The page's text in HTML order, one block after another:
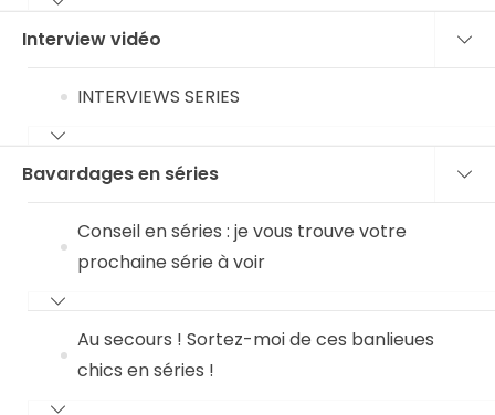
Interview vidéo
INTERVIEWS SERIES
Bavardages en séries
Conseil en séries : je vous trouve votre
prochaine série à voir
Au secours ! Sortez-moi de ces banlieues
chics en séries !